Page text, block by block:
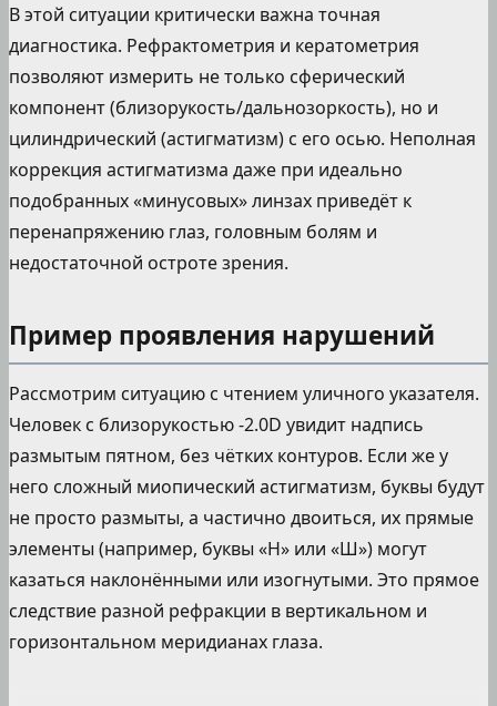
В этой ситуации критически важна точная
диагностика. Рефрактометрия и кератометрия
позволяют измерить не только сферический
компонент (близорукость/дальнозоркость), но и
цилиндрический (астигматизм) с его осью. Неполная
коррекция астигматизма даже при идеально
подобранных «минусовых» линзах приведёт к
перенапряжению глаз, головным болям и
недостаточной остроте зрения.
Пример проявления нарушений
Рассмотрим ситуацию с чтением уличного указателя.
Человек с близорукостью -2.0D увидит надпись
размытым пятном, без чётких контуров. Если же у
него сложный миопический астигматизм, буквы будут
не просто размыты, а частично двоиться, их прямые
элементы (например, буквы «Н» или «Ш») могут
казаться наклонёнными или изогнутыми. Это прямое
следствие разной рефракции в вертикальном и
горизонтальном меридианах глаза.